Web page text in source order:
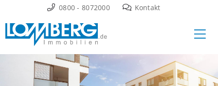
Inhalt
springen
0800 - 8072000 Kontakt